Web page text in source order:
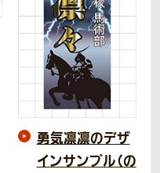
勇気凛凛のデザ
インサンプル（の